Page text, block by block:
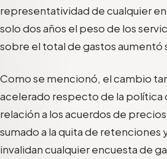
representatividad de cualquier
solo dos años el peso de los
sobre el total de gastos
Como se mencionó, el cambio
acelerado respecto de la política
relación a los acuerdos de
sumado a la quita de retenciones
invalidan cualquier encuesta de